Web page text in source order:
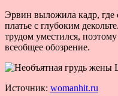
Эрвин выложила кадр, где
платье с глубоким
трудом уместился,
всеобщее обозрение.
Источник: womanhit.ru